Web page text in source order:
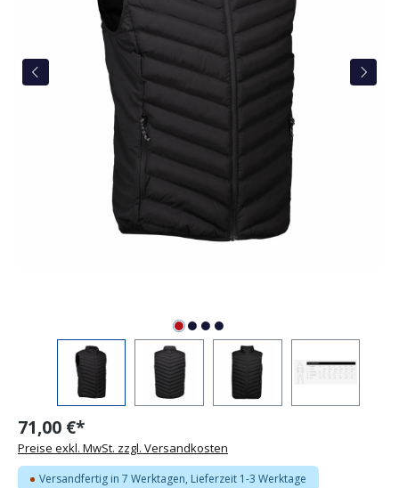
71,00 €*
Preise exkl. MwSt. zzgl. Versandkosten
Versandfertig in 7 Werktagen, Lieferzeit 1-3 Werktage